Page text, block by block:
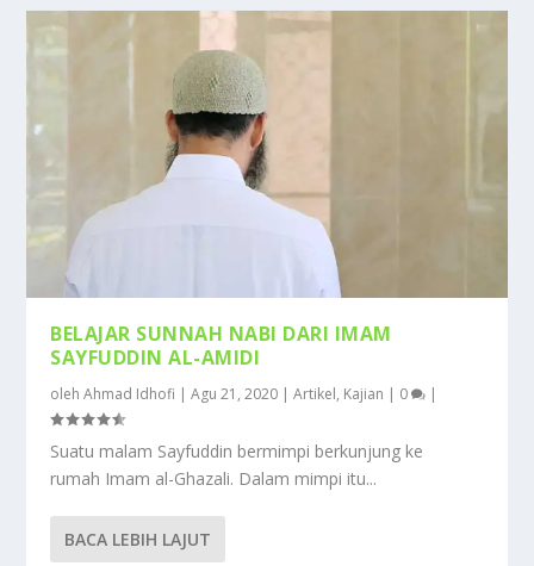
BELAJAR SUNNAH NABI DARI IMAM
SAYFUDDIN AL-AMIDI
olehAhmad Idhofi |Agu 21, 2020 |Artikel, Kajian | 0 |
Suatu malam Sayfuddin bermimpi berkunjung ke
rumah Imam al-Ghazali. Dalam mimpi itu...
BACA LEBIH LAJUT